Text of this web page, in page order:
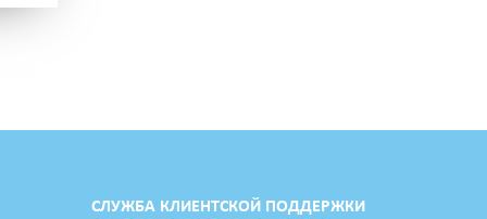
СЛУЖБА КЛИЕНТСКОЙ ПОДДЕРЖКИ